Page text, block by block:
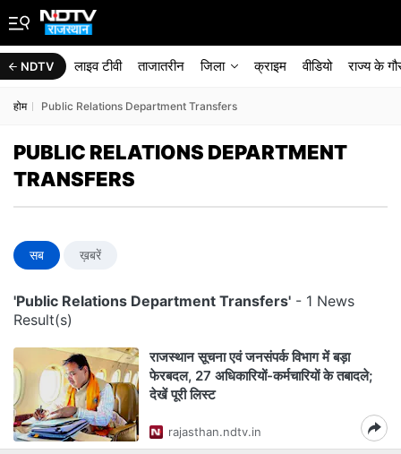
NDTV लाइव टीवी ताजातरीन जिला क्राइम वीडियो राज्‍य के
होम Public Relations Department Transfers
PUBLIC RELATIONS DEPARTMENT
TRANSFERS
सब ख़बरें
'Public Relations Department Transfers' - 1 News
Result(s)
राजस्थान सूचना एवं जनसंपर्क विभाग में बड़ा
फेरबदल, 27 अधिकारियों-कर्मचारियों के तबादले;
देखें पूरी लिस्ट
rajasthan.ndtv.in